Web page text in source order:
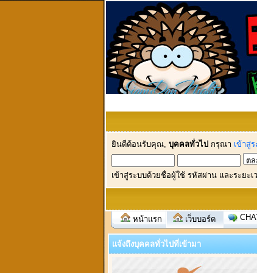
ยินดีต้อนรับคุณ, บุคคลทั่วไป กรุณา เข้าสู่
เข้าสู่ระบบด้วยชื่อผู้ใช้ รหัสผ่าน และระยะเ
หน้าแรก เว็บบอร์ด
แจ้งถึงบุคคลทั่วไปที่เข้ามา